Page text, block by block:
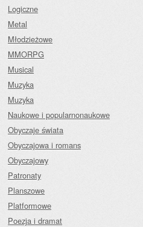
Logiczne
Metal
Młodzieżowe
MMORPG
Musical
Muzyka
Muzyka
Naukowe i popularnonaukowe
Obyczaje świata
Obyczajowa i romans
Obyczajowy
Patronaty
Planszowe
Platformowe
Poezja i dramat